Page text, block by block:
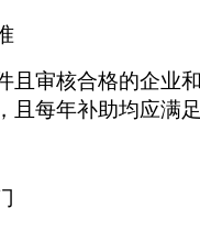
且审核合格的企业
且每年补助均应满